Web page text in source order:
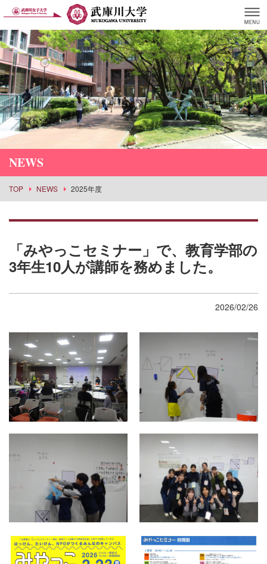
NEWS
TOP NEWS 2025年度
「みやっこセミナー」で、教育学部の
3年生10人が講師を務めました。
2026/02/26